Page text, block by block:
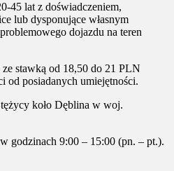
45 lat z doświadczeniem,
lub dysponujące własnym
dojazdu na teren
stawką od 18,50 do 21 PLN
od posiadanych umiejętności.
koło Dęblina w woj.
godzinach 9:00 – 15:00 (pn. – pt.).